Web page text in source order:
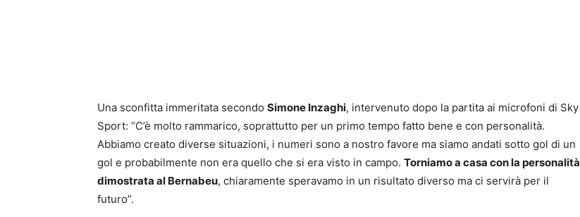
Una sconfitta immeritata secondo Simone Inzaghi, intervenuto dopo la partita ai microfoni di Sky
Sport: “C’è molto rammarico, soprattutto per un primo tempo fatto bene e con personalità.
Abbiamo creato diverse situazioni, i numeri sono a nostro favore ma siamo andati sotto gol di un
gol e probabilmente non era quello che si era visto in campo. Torniamo a casa con la personalità
dimostrata al Bernabeu, chiaramente speravamo in un risultato diverso ma ci servirà per il
futuro”.